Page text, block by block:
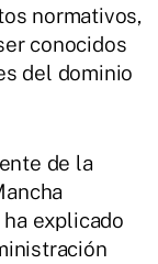
normativos,
conocidos
del dominio
de la
ha explicado